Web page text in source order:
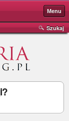
Menu
Szukaj